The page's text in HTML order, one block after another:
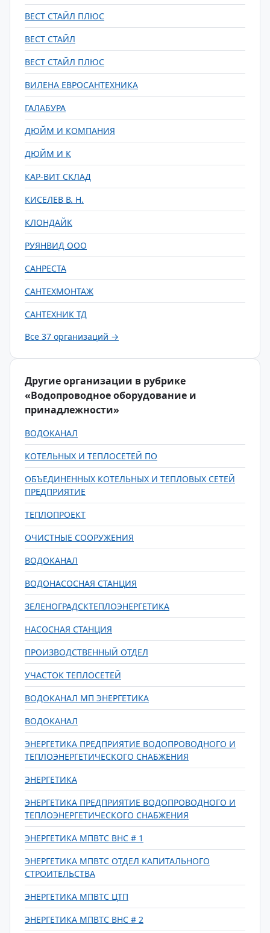
ВЕСТ СТАЙЛ ПЛЮС
ВЕСТ СТАЙЛ
ВЕСТ СТАЙЛ ПЛЮС
ВИЛЕНА ЕВРОСАНТЕХНИКА
ГАЛАБУРА
ДЮЙМ И КОМПАНИЯ
ДЮЙМ И К
КАР-ВИТ СКЛАД
КИСЕЛЕВ В. Н.
КЛОНДАЙК
РУЯНВИД ООО
САНРЕСТА
САНТЕХМОНТАЖ
САНТЕХНИК ТД
Все 37 организаций →
Другие организации в рубрике
«Водопроводное оборудование и
принадлежности»
ВОДОКАНАЛ
КОТЕЛЬНЫХ И ТЕПЛОСЕТЕЙ ПО
ОБЪЕДИНЕННЫХ КОТЕЛЬНЫХ И ТЕПЛОВЫХ СЕТЕЙ
ПРЕДПРИЯТИЕ
ТЕПЛОПРОЕКТ
ОЧИСТНЫЕ СООРУЖЕНИЯ
ВОДОКАНАЛ
ВОДОНАСОСНАЯ СТАНЦИЯ
ЗЕЛЕНОГРАДСКТЕПЛОЭНЕРГЕТИКА
НАСОСНАЯ СТАНЦИЯ
ПРОИЗВОДСТВЕННЫЙ ОТДЕЛ
УЧАСТОК ТЕПЛОСЕТЕЙ
ВОДОКАНАЛ МП ЭНЕРГЕТИКА
ВОДОКАНАЛ
ЭНЕРГЕТИКА ПРЕДПРИЯТИЕ ВОДОПРОВОДНОГО И
ТЕПЛОЭНЕРГЕТИЧЕСКОГО СНАБЖЕНИЯ
ЭНЕРГЕТИКА
ЭНЕРГЕТИКА ПРЕДПРИЯТИЕ ВОДОПРОВОДНОГО И
ТЕПЛОЭНЕРГЕТИЧЕСКОГО СНАБЖЕНИЯ
ЭНЕРГЕТИКА МПВТС ВНС # 1
ЭНЕРГЕТИКА МПВТС ОТДЕЛ КАПИТАЛЬНОГО
СТРОИТЕЛЬСТВА
ЭНЕРГЕТИКА МПВТС ЦТП
ЭНЕРГЕТИКА МПВТС ВНС # 2